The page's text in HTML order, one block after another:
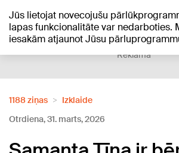
Jūs lietojat novecojušu
lapas funkcionalitāte var nedarboties.
iesakām atjaunot Jūsu
+19°C
Reklāma
1188 ziņas
Izklaide
Otrdiena, 31. marts, 2026